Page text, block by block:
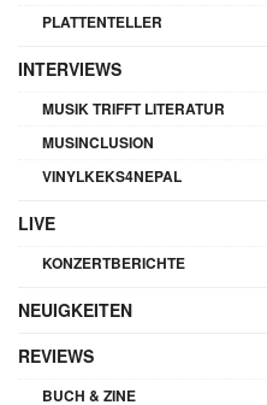
PLATTENTELLER
INTERVIEWS
MUSIK TRIFFT LITERATUR
MUSINCLUSION
VINYLKEKS4NEPAL
LIVE
KONZERTBERICHTE
NEUIGKEITEN
REVIEWS
BUCH & ZINE